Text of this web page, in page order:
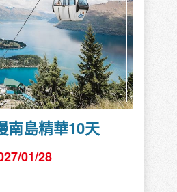
南島精華10天
01/28